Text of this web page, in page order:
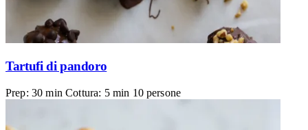
Tartufi di pandoro
Prep: 30 min Cottura: 5 min 10 persone